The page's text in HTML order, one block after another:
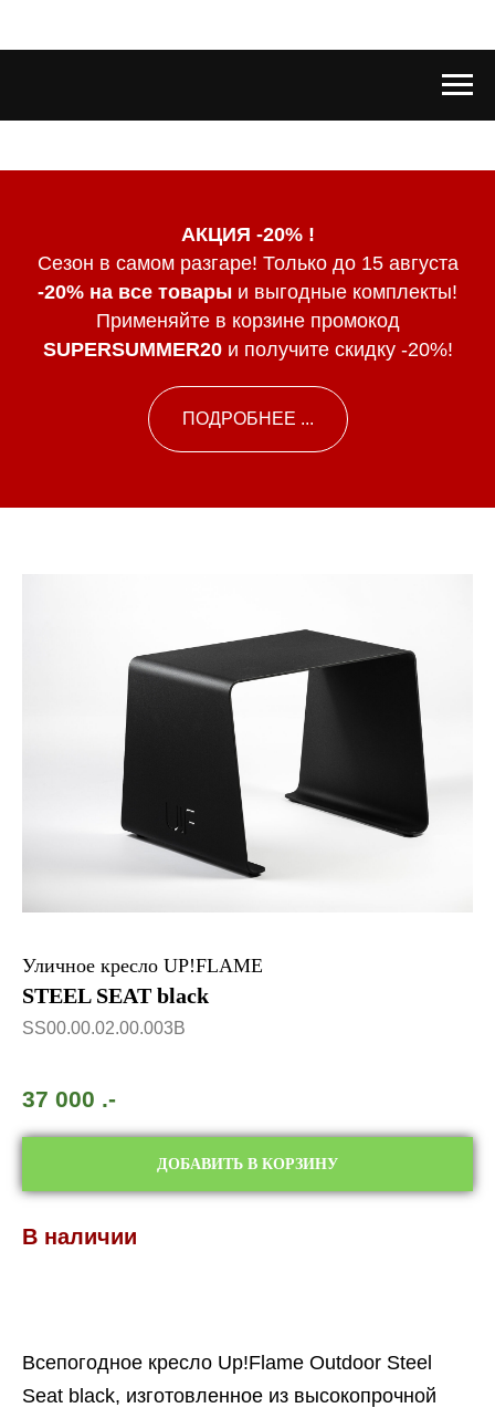
АКЦИЯ -20% !
Сезон в самом разгаре! Только до 15 августа
-20% на все товары и выгодные комплекты!
Применяйте в корзине промокод
SUPERSUMMER20и получите скидку -20%!
ПОДРОБНЕЕ ...
Уличное кресло UP!FLAME
STEEL SEAT black
SS00.00.02.00.003B
37 000 .-
ДОБАВИТЬ В КОРЗИНУ
В наличии
Всепогодное кресло Up!Flame Outdoor Steel
Seat black, изготовленное из высокопрочной